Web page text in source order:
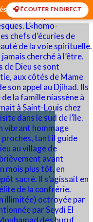
Internationales
🎧 ÉCOUTER EN DIRECT